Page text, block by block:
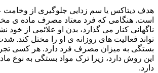
هدف دیتاکس یا سم زدایی جلوگیری از وخامت
است. هنگامی که فرد معتاد مصرف ماده ی
ناگهانی کنار می گذارد، بدن او علائمی از
تواند فعالیت های روزانه ی او را مختل کند.
بستگی به میزان مصرف فرد دارد. هر کسی
این روش دارد، زیرا ترک مواد بستگی به نوع
دارد.